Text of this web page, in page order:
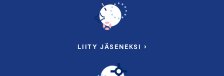
LIITY JÄSENEKSI ›